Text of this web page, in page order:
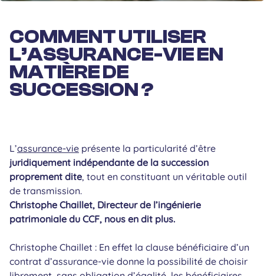
COMMENT UTILISER
L’ASSURANCE-VIE EN
MATIÈRE DE
SUCCESSION ?
L’assurance-vie présente la particularité d’être
juridiquement indépendante de la succession
proprement dite, tout en constituant un véritable outil
de transmission.
Christophe Chaillet, Directeur de l’ingénierie
patrimoniale du CCF, nous en dit plus.
Christophe Chaillet : En effet la clause bénéficiaire d’un
contrat d’assurance-vie donne la possibilité de choisir